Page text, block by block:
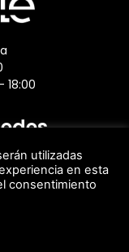
18:00
utilizadas
en esta
consentimiento